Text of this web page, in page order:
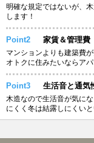
明確な規定ではないが、
します！
Point2 家賃＆管理費
マンションよりも建築費
オトクに住みたいならアパ
Point3 生活音と通気
木造なので生活音が気に
にくく冬は結露しにくい